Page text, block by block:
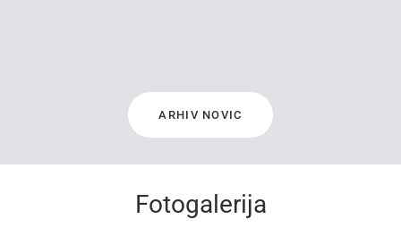
ARHIV NOVIC
Fotogalerija